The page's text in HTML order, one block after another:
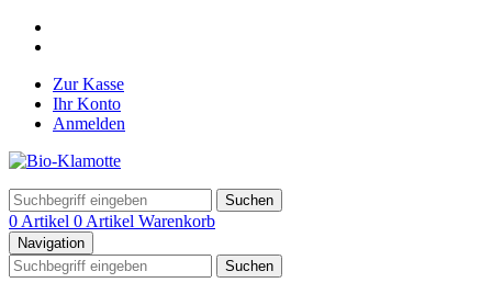
Zur Kasse
Ihr Konto
Anmelden
Suchen
0 Artikel 0 Artikel Warenkorb
Navigation
Suchen